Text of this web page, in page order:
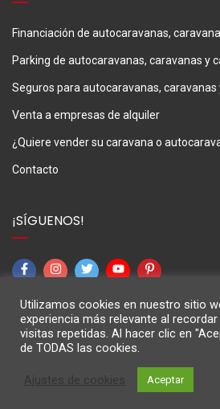
Financiación de autocaravanas,
Parking de autocaravanas, caravanas y
Seguros para autocaravanas, caravanas
Venta a empresas de alquiler
¿Quiere vender su caravana o
Contacto
¡SÍGUENOS!
Aviso Legal
Política de
Utilizamos cookies en nuestro sitio
experiencia más relevante al
visitas repetidas. Al hacer clic en
de TODAS las cookies.
Aceptar